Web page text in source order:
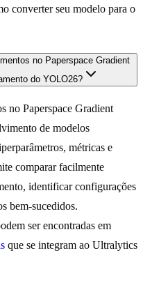
converter seu modelo para o
no Paperspace Gradient
do YOLO26?
no Paperspace Gradient
de modelos
métricas e
comparar facilmente
identificar configurações
bem-sucedidos.
ser encontradas em
que se integram ao Ultralytics